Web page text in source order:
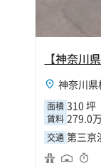
神奈川
面積 310 坪
賃料 279.0
交通 第三